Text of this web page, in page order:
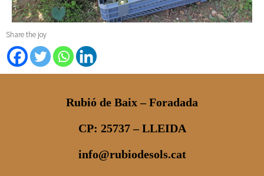
Share the joy
Rubió de Baix – Foradada
CP: 25737 – LLEIDA
info@rubiodesols.cat